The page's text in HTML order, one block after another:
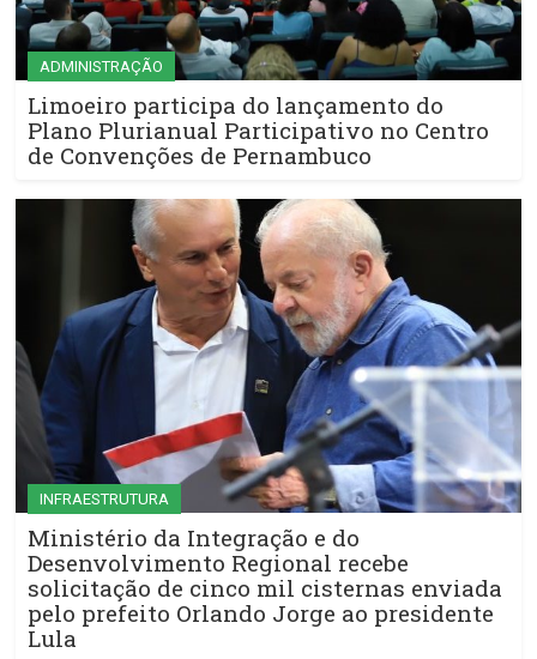
ADMINISTRAÇÃO
Limoeiro participa do lançamento do
Plano Plurianual Participativo no Centro
de Convenções de Pernambuco
INFRAESTRUTURA
Ministério da Integração e do
Desenvolvimento Regional recebe
solicitação de cinco mil cisternas enviada
pelo prefeito Orlando Jorge ao presidente
Lula